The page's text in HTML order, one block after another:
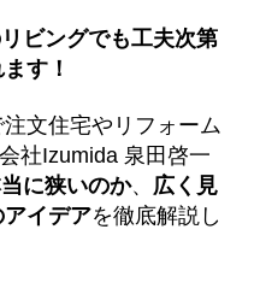
ビングでも工夫次第
す！
文住宅やリフォーム
社Izumida 泉田啓一
に狭いのか、 広く見
イデアを徹底解説し